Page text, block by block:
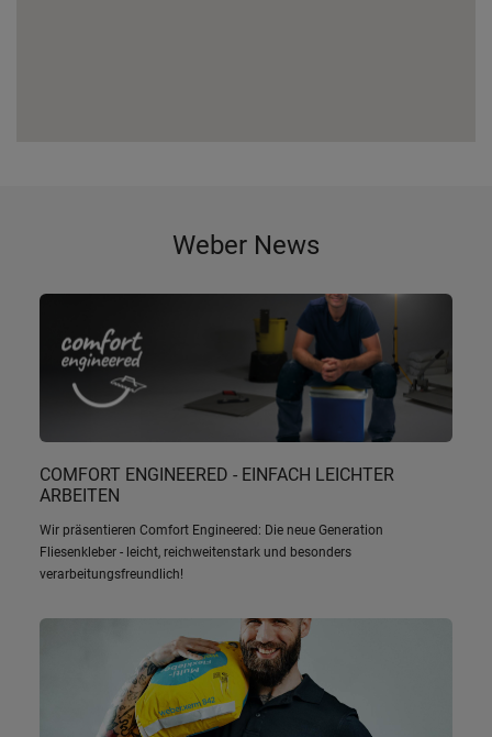
Weber News
COMFORT ENGINEERED - EINFACH LEICHTER
ARBEITEN
Wir präsentieren Comfort Engineered: Die neue Generation
Fliesenkleber - leicht, reichweitenstark und besonders
verarbeitungsfreundlich!